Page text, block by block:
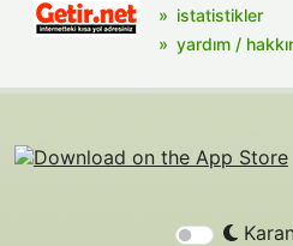
istatistikler
yardım /